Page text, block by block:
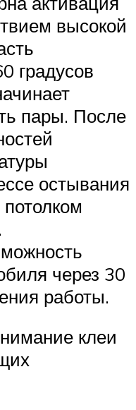
высокой
градусов
пары. После
остывания
через 30
работы.
клеи